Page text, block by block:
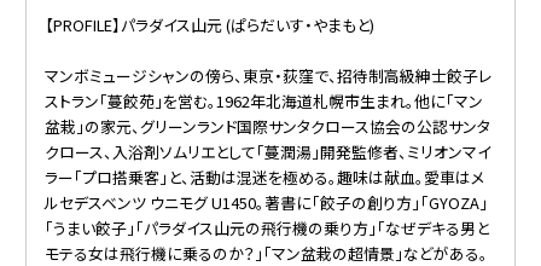
【PROFILE】パラダイス山元 (ぱらだいす・やまもと)
マンボミュージシャンの傍ら、東京・荻窪で、招待制高級紳士餃子レ
ストラン「蔓餃苑」を営む。1962年北海道札幌市生まれ。他に「マン
盆栽」の家元、グリーンランド国際サンタクロース協会の公認サンタ
クロース、入浴剤ソムリエとして「蔓潤湯」開発監修者、ミリオンマイ
ラー「プロ搭乗客」と、活動は混迷を極める。趣味は献血。愛車はメ
ルセデスベンツ ウニモグ U1450。著書に「餃子の創り方」「GYOZA」
「うまい餃子」「パラダイス山元の飛行機の乗り方」「なぜデキる男と
モテる女は飛行機に乗るのか？」「マン盆栽の超情景」などがある。